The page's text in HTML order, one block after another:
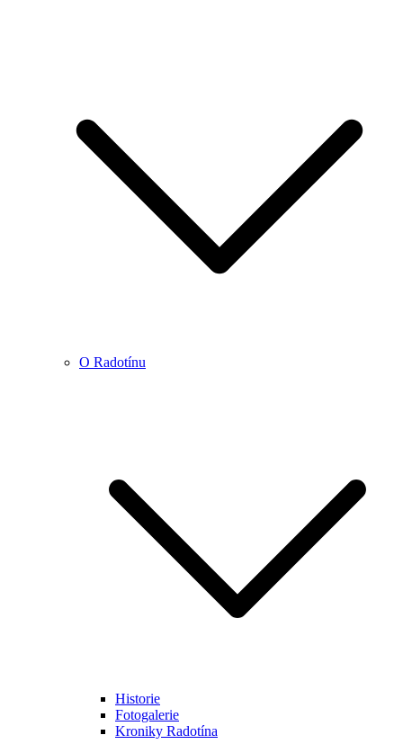
O Radotínu
Historie
Fotogalerie
Kroniky Radotína